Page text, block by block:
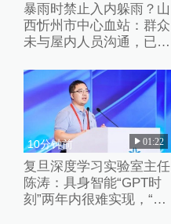
暴雨时禁止入内躲雨？山
西忻州市中心血站：群众
未与屋内人员沟通，已批
10分钟前 01:22
复旦深度学习实验室主任
陈涛：具身智能“GPT时
刻”两年内很难实现，“卷